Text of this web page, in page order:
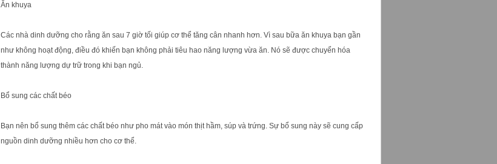
Ăn khuya
Các nhà dinh dưỡng cho rằng ăn sau 7 giờ tối giúp cơ thể tăng cân nhanh hơn. Vì sau bữa ăn khuya bạn gần
như không hoạt động, điều đó khiến bạn không phải tiêu hao năng lượng vừa ăn. Nó sẽ được chuyển hóa
thành năng lượng dự trữ trong khi bạn ngủ.
Bổ sung các chất béo
Bạn nên bổ sung thêm các chất béo như pho mát vào món thịt hầm, súp và trứng. Sự bổ sung này sẽ cung cấp
nguồn dinh dưỡng nhiều hơn cho cơ thể.